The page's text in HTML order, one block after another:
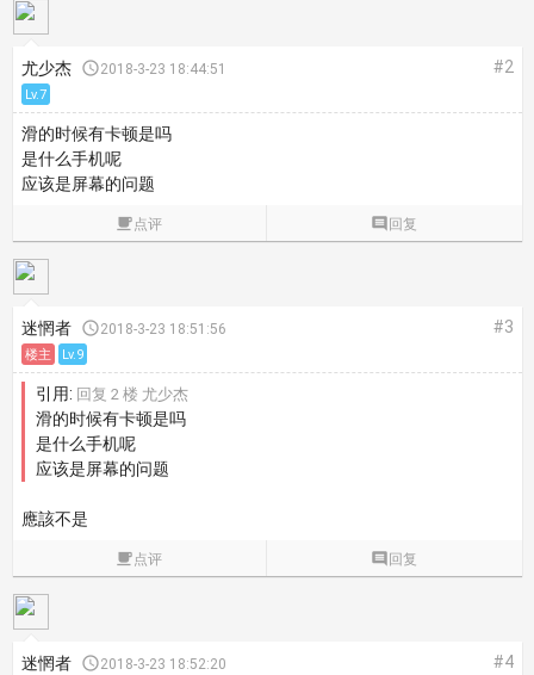
尤少杰 2018-3-23 18:44:51 #2
Lv.7
滑的时候有卡顿是吗
是什么手机呢
应该是屏幕的问题
点评  回复
迷惘者 2018-3-23 18:51:56 #3
楼主 Lv.9
引用: 回复 2 楼 尤少杰
滑的时候有卡顿是吗
是什么手机呢
应该是屏幕的问题
應該不是
点评  回复
迷惘者 2018-3-23 18:52:20 #4